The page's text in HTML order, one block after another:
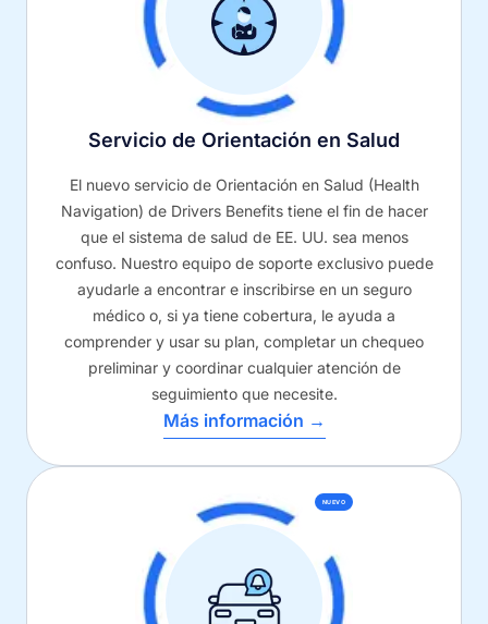
Servicio de Orientación en Salud
El nuevo servicio de Orientación en Salud (Health
Navigation) de Drivers Benefits tiene el fin de hacer
que el sistema de salud de EE. UU. sea menos
confuso. Nuestro equipo de soporte exclusivo puede
ayudarle a encontrar e inscribirse en un seguro
médico o, si ya tiene cobertura, le ayuda a
comprender y usar su plan, completar un chequeo
preliminar y coordinar cualquier atención de
seguimiento que necesite.
Más información →
NUEVO